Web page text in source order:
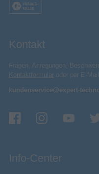
Kontakt
Fragen, Anregungen,
Kontaktformular oder per E-
kundenservice@expert-
Info-Center